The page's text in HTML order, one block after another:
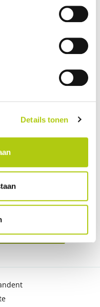
Details tonen
1,50 m à 1,85 m
– 25 km/h
»
pas d'avis